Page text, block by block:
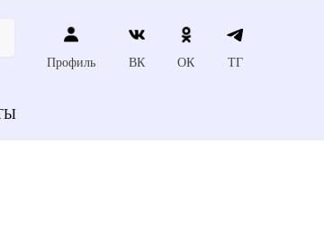
Профиль ВК ОК ТГ